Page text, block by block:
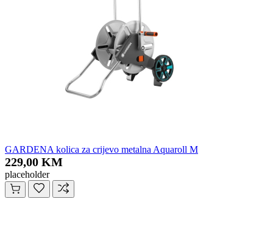
GARDENA kolica za crijevo metalna Aquaroll M
229,00 KM
placeholder